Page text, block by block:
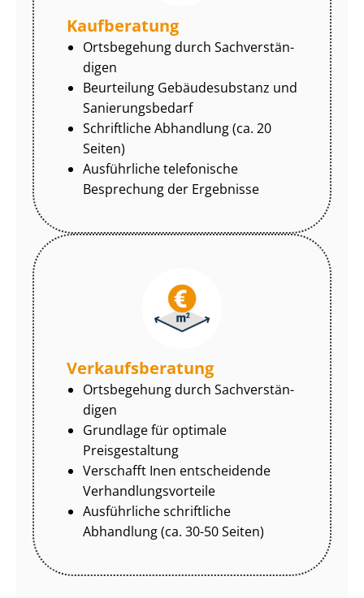
Kaufberatung
Ortsbegehung durch Sach­ver­stän­
di­gen
Beurteilung Gebäudesubstanz und
Sa­nie­rungs­be­darf
Schriftliche Abhandlung (ca. 20
Seiten)
Ausführliche telefonische
Besprechung der Ergebnisse
Ver­kaufs­be­ra­tung
Ortsbegehung durch Sach­ver­stän­
di­gen
Grundlage für optimale
Preisgestaltung
Verschafft Inen entscheidende
Ver­hand­lungs­vor­tei­le
Ausführliche schriftliche
Abhandlung (ca. 30-50 Seiten)